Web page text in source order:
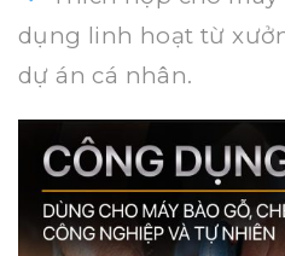
dụng linh hoạt từ
dự án cá nhân.